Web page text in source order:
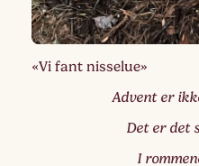
«Vi fant nisselue»
Advent er
Det er det
I